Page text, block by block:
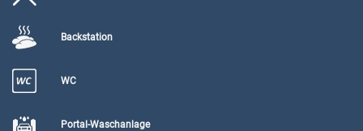
Backstation
WC
Portal-Waschanlage